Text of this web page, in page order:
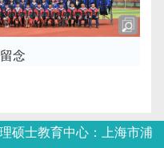
念
硕士教育中心：上海市浦